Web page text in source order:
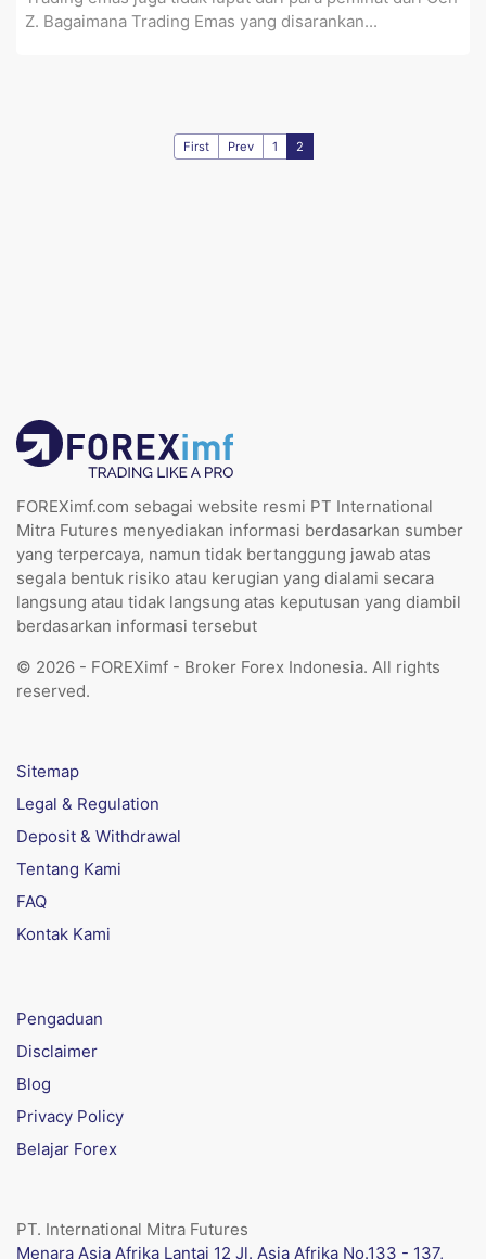
Z. Bagaimana Trading Emas yang disarankan...
First Prev 1 2
FOREXimf.com sebagai website resmi PT International
Mitra Futures menyediakan informasi berdasarkan sumber
yang terpercaya, namun tidak bertanggung jawab atas
segala bentuk risiko atau kerugian yang dialami secara
langsung atau tidak langsung atas keputusan yang diambil
berdasarkan informasi tersebut
© 2026 - FOREXimf - Broker Forex Indonesia. All rights
reserved.
Sitemap
Legal & Regulation
Deposit & Withdrawal
Tentang Kami
FAQ
Kontak Kami
Pengaduan
Disclaimer
Blog
Privacy Policy
Belajar Forex
PT. International Mitra Futures
Menara Asia Afrika Lantai 12 Jl. Asia Afrika No.133 - 137,